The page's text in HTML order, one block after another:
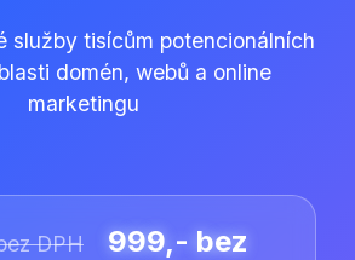
služby tisícům potencionálních
domén, webů a online
marketingu
DPH
999,- bez